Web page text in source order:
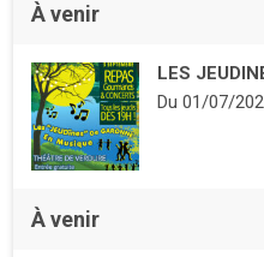
À venir
LES
Du 01/07/
À venir